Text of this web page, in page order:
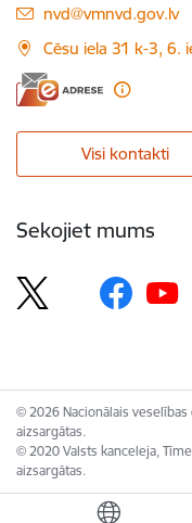
E-pasts:
nvd@vmnvd.gov.lv
Cēsu iela 31 k-3, 6.
Visi kontakti
Sekojiet mums
© 2026 Nacionālais
aizsargātas.
© 2020 Valsts kanceleja,
aizsargātas.